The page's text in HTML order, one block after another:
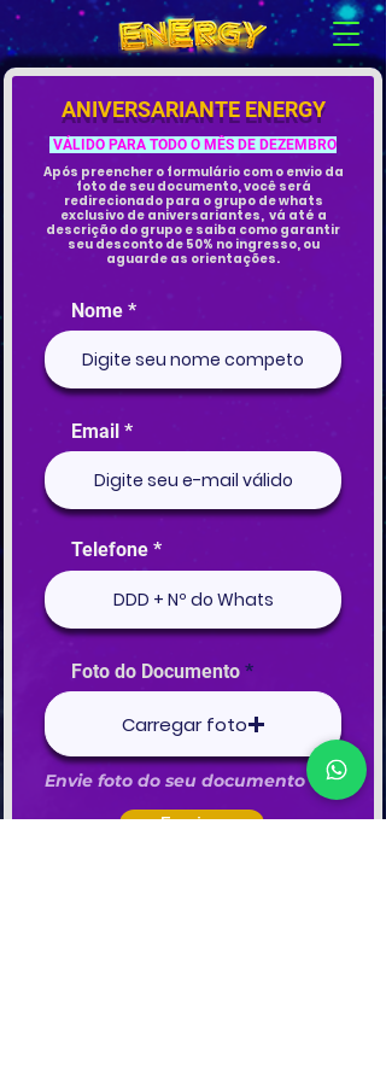
ANIVERSARIANTE ENERGY
VÁLIDO PARA TODO O MÊS DE DEZEMBRO
Após preencher o formulário com o envio da
foto de seu documento, você será
redirecionado para o grupo de whats
exclusivo de aniversariantes, vá até a
descrição do grupo e saiba como garantir
seu desconto de 50% no ingresso, ou
aguarde as orientações.
Nome
Email
Telefone
Foto do Documento
Carregar foto
Envie foto do seu documento contendo a data de seu nascimento.
Enviar